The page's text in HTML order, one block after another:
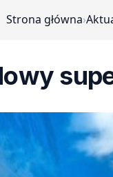
Strona główna›